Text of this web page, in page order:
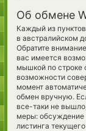
Об обмене
Каждый из
в австралийском
Обратите
вас имеется
мышкой по строке
возможности
момент
обмен вручную.
все-таки не
меры: обсуждение
листинга